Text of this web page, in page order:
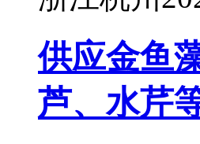
供应金鱼
芦、水芹